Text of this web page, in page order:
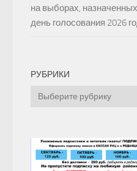
на выборах,
день голосования 2026
РУБРИКИ
Рубрики